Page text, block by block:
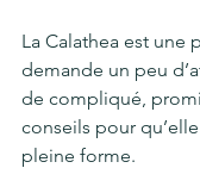
La Calathea est une
demande un peu
de compliqué,
conseils pour
pleine forme.